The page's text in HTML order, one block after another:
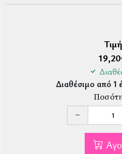
Τιμή
19,20
Διαθέσιμο από 1